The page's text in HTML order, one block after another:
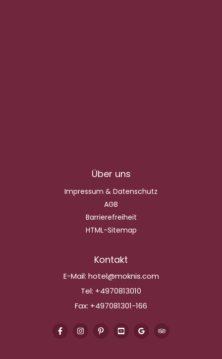
Über uns
Impressum & Datenschutz
AGB
Barrierefreiheit
HTML-Sitemap
Kontakt
E-Mail: hotel@moknis.com
Tel: +4970813010
Fax: +497081301-166